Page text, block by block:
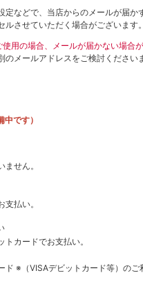
定などで、当店からのメールが届か
させていただく場合がございます。
用の場合、メールが届かない場合
のメールアドレスをご検討ください
中です）
せん。
払い。
カードでお支払い。
ド ※（VISAデビットカード等） のご